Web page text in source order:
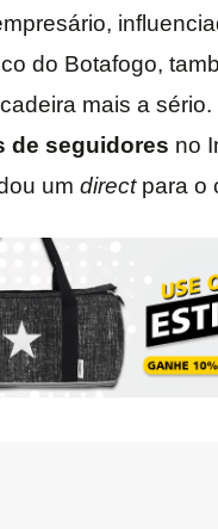
do Botafogo,
mais a
de seguidores no
um directpara o